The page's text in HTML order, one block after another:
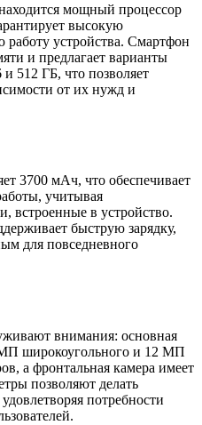
мощный процессор
высокую
работу устройства. Смартфон
и предлагает варианты
512 ГБ, что позволяет
от их нужд и
3700 мАч, что обеспечивает
учитывая
встроенные в устройство.
быструю зарядку,
для повседневного
внимания: основная
МП широкоугольного и 12 МП
а фронтальная камера имеет
позволяют делать
потребности